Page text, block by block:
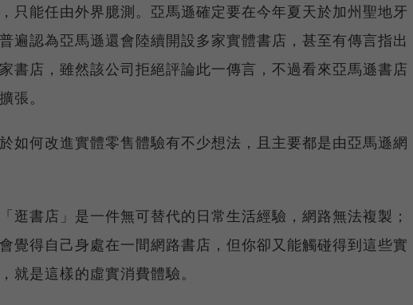
只能任由外界臆測。亞馬遜確定要在今年夏天於加州聖地牙
遍認為亞馬遜還會陸續開設多家實體書店，甚至有傳言指出
書店，雖然該公司拒絕評論此一傳言，不過看來亞馬遜書店
張。
如何改進實體零售體驗有不少想法，且主要都是由亞馬遜網
逛書店」是一件無可替代的日常生活經驗，網路無法複製；
覺得自己身處在一間網路書店，但你卻又能觸碰得到這些實
就是這樣的虛實消費體驗。